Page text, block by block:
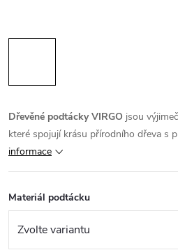
Dřevěné podtácky VIRGO jsou
které spojují krásu přírodního dřeva s
informace
Materiál podtácku